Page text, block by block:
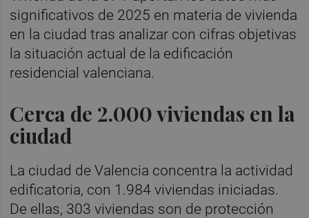
significativos de 2025 en materia de vivienda
en la ciudad tras analizar con cifras objetivas
la situación actual de la edificación
residencial valenciana.
Cerca de 2.000 viviendas en la
ciudad
La ciudad de Valencia concentra la actividad
edificatoria, con 1.984 viviendas iniciadas.
De ellas, 303 viviendas son de protección